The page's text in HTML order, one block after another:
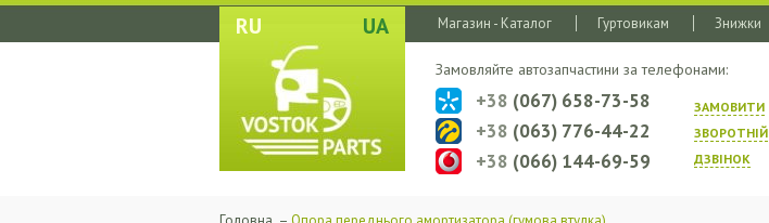
RU UA Магазин - Каталог Гуртовикам Знижки
Замовляйте автозапчастини за телефонами:
ЗАМОВИТИ
ЗВОРОТНIЙ
ДЗВIНОК
+38 (067) 658-73-58
+38 (063) 776-44-22
+38 (066) 144-69-59